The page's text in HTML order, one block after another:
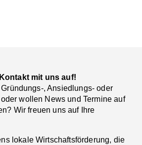
mit uns auf!
, Ansiedlungs- oder
wollen News und Termine auf
Wir freuen uns auf Ihre
lokale Wirtschaftsförderung, die